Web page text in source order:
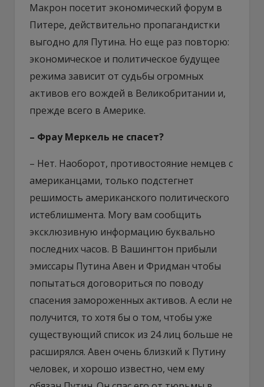
Макрон посетит экономический форум в
Питере, действительно пропагандистки
выгодно для Путина. Но еще раз повторю:
экономическое и политическое будущее
режима зависит от судьбы огромных
активов его вождей в Великобритании и,
прежде всего в Америке.
– Фрау Меркель не спасет?
– Нет. Наоборот, противостояние немцев с
американцами, только подстегнет
решимость американского политического
истеблишмента. Могу вам сообщить
эксклюзивную информацию буквально
последних часов. В Вашингтон прибыли
эмиссары Путина Авен и Фридман чтобы
попытаться договориться по поводу
спасения замороженных активов. А если не
получится, то хотя бы о том, чтобы уже
существующий список из 24 лиц больше не
расширялся. Авен очень близкий к Путину
человек, и хорошо известно, чем ему